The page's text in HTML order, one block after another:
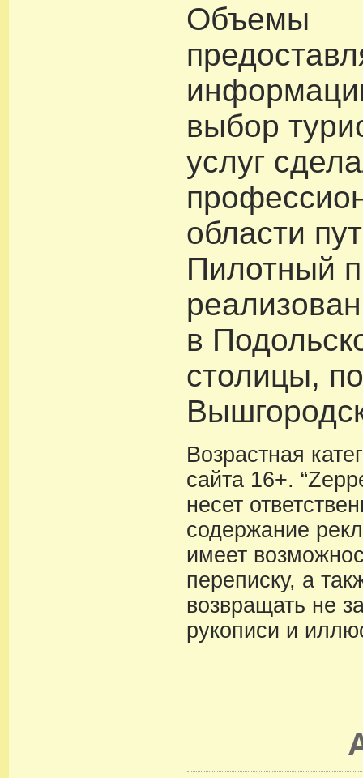
Объемы
выбор
услуг
области
Пилотный
в
столицы,
Возрастная
сайта 16+.
несет
содержание
имеет
переписку, а
возвращать не
рукописи и